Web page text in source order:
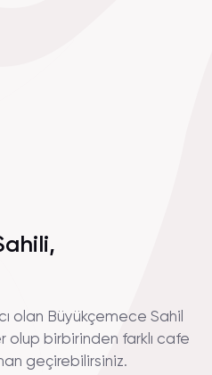
olan Büyükçemece Sahil
olup birbirinden farklı cafe
geçirebilirsiniz.